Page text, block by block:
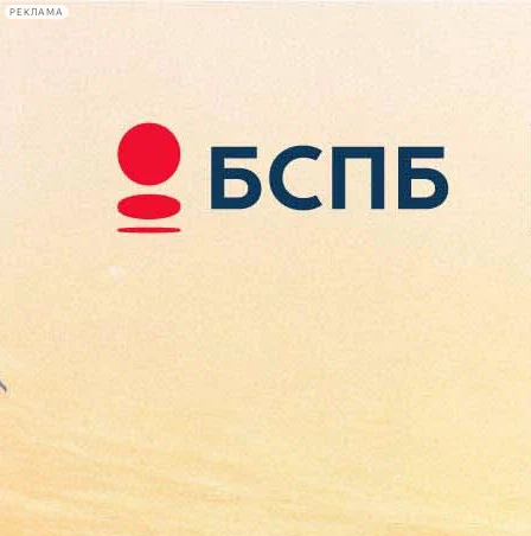
РЕКЛАМА
Сегодня:
2026.08.08
10:20
Афиша Plus